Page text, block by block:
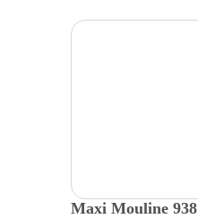
Maxi Mouline 938